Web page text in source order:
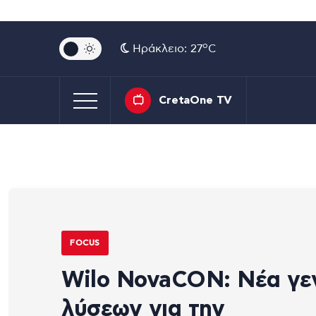
Ηράκλειο: 27oC
CretaOne TV
FOCUS
Wilo NovaCON: Νέα
λύσεων για την